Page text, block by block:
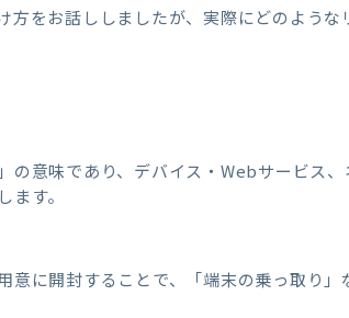
をお話ししましたが、実際にどのような
の意味であり、デバイス・Webサービス
す。
意に開封することで、「端末の乗っ取り